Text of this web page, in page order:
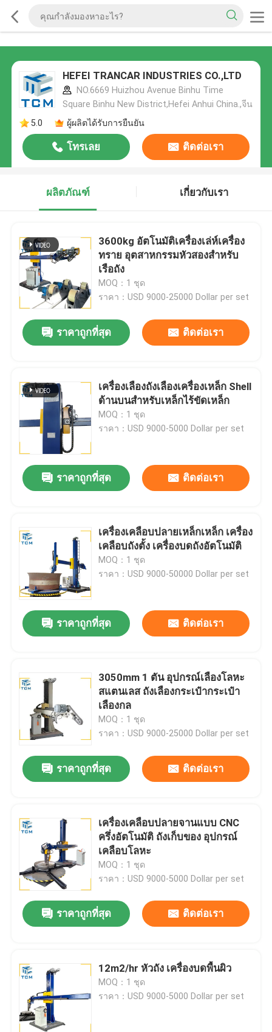
HEFEI TRANCAR INDUSTRIES CO.,LTD
NO.6669 Huizhou Avenue Binhu Time
Square Binhu New District,Hefei Anhui China.,จีน
5.0
ผู้ผลิตได้รับการยืนยัน
โทรเลย ติดต่อเรา
ผลิตภัณฑ์ เกี่ยวกับเรา
3600kg อัตโนมัติเครื่องเล่ห์เครื่อง
ทราย อุตสาหกรรมหัวสองสําหรับ
เรือถัง
MOQ：1 ชุด
ราคา：USD 9000-25000 Dollar per set
ราคาถูกที่สุด ติดต่อเรา
เครื่องเลืองถังเลืองเครื่องเหล็ก Shell
ด้านบนสําหรับเหล็กไร้ขัดเหล็ก
MOQ：1 ชุด
ราคา：USD 9000-5000 Dollar per set
ราคาถูกที่สุด ติดต่อเรา
เครื่องเคลือบปลายเหล็กเหล็ก เครื่อง
เคลือบถังตั้ง เครื่องบดถังอัตโนมัติ
MOQ：1 ชุด
ราคา：USD 9000-50000 Dollar per set
ราคาถูกที่สุด ติดต่อเรา
3050mm 1 ตัน อุปกรณ์เลืองโลหะ
สแตนเลส ถังเลืองกระเป๋ากระเป๋า
เลืองกล
MOQ：1 ชุด
ราคา：USD 9000-25000 Dollar per set
ราคาถูกที่สุด ติดต่อเรา
เครื่องเคลือบปลายจานแบบ CNC
ครึ่งอัตโนมัติ ถังเก็บของ อุปกรณ์
เคลือบโลหะ
MOQ：1 ชุด
ราคา：USD 9000-5000 Dollar per set
ราคาถูกที่สุด ติดต่อเรา
12m2/hr หัวถัง เครื่องบดพื้นผิว
MOQ：1 ชุด
ราคา：USD 9000-5000 Dollar per set